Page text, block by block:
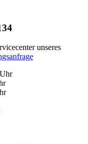
unseres